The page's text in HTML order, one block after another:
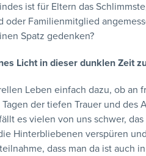
ist für Eltern das
oder Familienmitglied
Spatz gedenken?
Licht in dieser dunklen Zeit
Leben einfach dazu, ob
der tiefen Trauer und
es vielen von uns schwer,
Hinterbliebenen verspüren
dass man da ist auch